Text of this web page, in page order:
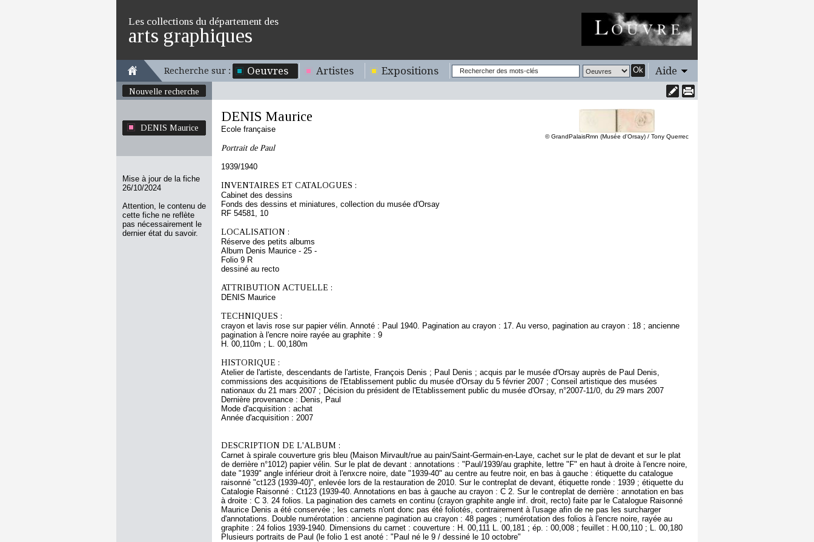
Les collections du département des
arts graphiques
Recherche sur : Oeuvres Artistes Expositions Ok Aide
Nouvelle recherche
DENIS Maurice
Mise à jour de la fiche
26/10/2024
Attention, le contenu de
cette fiche ne reflète
pas nécessairement le
dernier état du savoir.
© GrandPalaisRmn (Musée d'Orsay) / Tony Querrec
DENIS Maurice
Ecole française
Portrait de Paul
1939/1940
INVENTAIRES ET CATALOGUES :
Cabinet des dessins
Fonds des dessins et miniatures, collection du musée d'Orsay
RF 54581, 10
LOCALISATION :
Réserve des petits albums
Album Denis Maurice - 25 -
Folio 9 R
dessiné au recto
ATTRIBUTION ACTUELLE :
DENIS Maurice
TECHNIQUES :
crayon et lavis rose sur papier vélin. Annoté : Paul 1940. Pagination au crayon : 17. Au verso, pagination au crayon : 18 ; ancienne
pagination à l'encre noire rayée au graphite : 9
H. 00,110m ; L. 00,180m
HISTORIQUE :
Atelier de l'artiste, descendants de l'artiste, François Denis ; Paul Denis ; acquis par le musée d'Orsay auprès de Paul Denis,
commissions des acquisitions de l'Etablissement public du musée d'Orsay du 5 février 2007 ; Conseil artistique des musées
nationaux du 21 mars 2007 ; Décision du président de l'Etablissement public du musée d'Orsay, n°2007-11/0, du 29 mars 2007
Dernière provenance : Denis, Paul
Mode d'acquisition : achat
Année d'acquisition : 2007
DESCRIPTION DE L'ALBUM :
Carnet à spirale couverture gris bleu (Maison Mirvault/rue au pain/Saint-Germain-en-Laye, cachet sur le plat de devant et sur le plat
de derrière n°1012) papier vélin. Sur le plat de devant : annotations : "Paul/1939/au graphite, lettre "F" en haut à droite à l'encre noire,
date "1939" angle inférieur droit à l'enxcre noire, date "1939-40" au centre au feutre noir, en bas à gauche : étiquette du catalogue
raisonné "ct123 (1939-40)", enlevée lors de la restauration de 2010. Sur le contreplat de devant, étiquette ronde : 1939 ; étiquette du
Catalogie Raisonné : Ct123 (1939-40. Annotations en bas à gauche au crayon : C 2. Sur le contreplat de derrière : annotation en bas
à droite : C 3. 24 folios. La pagination des carnets en continu (crayon graphite angle inf. droit, recto) faite par le Catalogue Raisonné
Maurice Denis a été conservée ; les carnets n'ont donc pas été foliotés, contrairement à l'usage afin de ne pas les surcharger
d'annotations. Double numérotation : ancienne pagination au crayon : 48 pages ; numérotation des folios à l'encre noire, rayée au
graphite : 24 folios 1939-1940. Dimensions du carnet : couverture : H. 00,111 L. 00,181 ; ép. : 00,008 ; feuillet : H.00,110 ; L. 00,180
Plusieurs portraits de Paul (le folio 1 est anoté : "Paul né le 9 / dessiné le 10 octobre"